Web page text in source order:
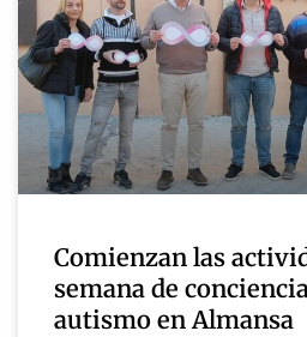
Comienzan las
semana de
autismo en Almansa